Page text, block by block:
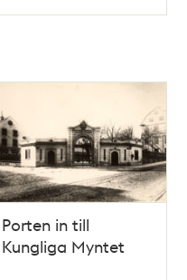
Typ
Porten in till
Kungliga Myntet